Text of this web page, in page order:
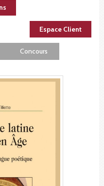
Espace Client
Concours